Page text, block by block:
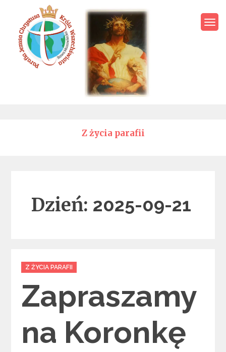
content
Parafia Jezusa Chrystusa
Króla Wszechświata – Rawa
Z życia parafii
Dzień: 2025-09-21
Categories
Z ŻYCIA PARAFII
Zapraszamy
na Koronkę